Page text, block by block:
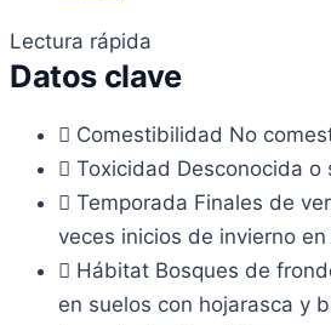
Lectura rápida
Datos clave
Comestibilidad No
Toxicidad Desconocida o
Temporada Finales de
veces inicios de invierno en
Hábitat Bosques de
en suelos con hojarasca y